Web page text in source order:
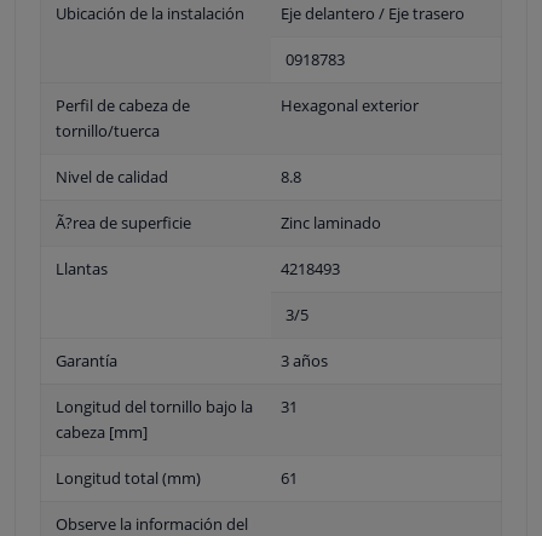
Ubicación de la instalación Eje delantero / Eje trasero
0918783
Perfil de cabeza de
tornillo/tuerca
Hexagonal exterior
Nivel de calidad 8.8
Ã?rea de superficie Zinc laminado
Llantas 4218493
3/5
Garantía 3 años
Longitud del tornillo bajo la
cabeza [mm]
31
Longitud total (mm) 61
Observe la información del